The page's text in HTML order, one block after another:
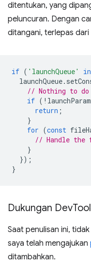
ditentukan, yang
peluncuran. Dengan
ditangani, terlepas
if ( 'launchQueue' in
launchQueue.
// Nothing to do
if ( !
return ;
}
for (const
// Handle
}
});
}
Dukungan Dev
Saat penulisan ini,
saya telah mengajukan
ditambahkan.